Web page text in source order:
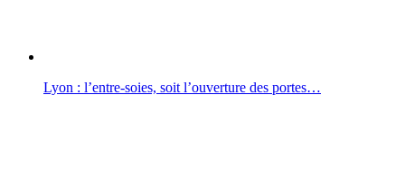
Lyon : l’entre-soies, soit l’ouverture des portes…